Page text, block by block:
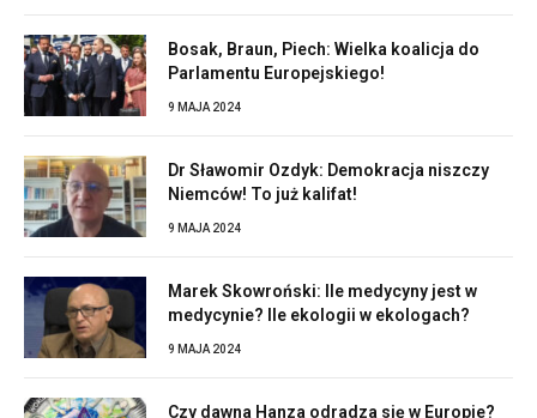
Bosak, Braun, Piech: Wielka koalicja do
Parlamentu Europejskiego!
9 MAJA 2024
Dr Sławomir Ozdyk: Demokracja niszczy
Niemców! To już kalifat!
9 MAJA 2024
Marek Skowroński: Ile medycyny jest w
medycynie? Ile ekologii w ekologach?
9 MAJA 2024
Czy dawna Hanza odradza się w Europie?